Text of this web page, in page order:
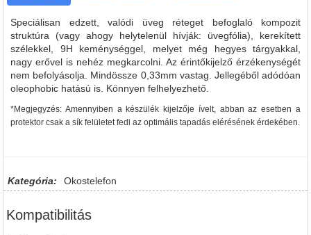
Speciálisan edzett, valódi üveg réteget befoglaló kompozit
struktúra (vagy ahogy helytelenül hívják: üvegfólia), kerekített
szélekkel, 9H keménységgel, melyet még hegyes tárgyakkal,
nagy erővel is nehéz megkarcolni. Az érintőkijelző érzékenységét
nem befolyásolja. Mindössze 0,33mm vastag. Jellegéből adódóan
oleophobic hatású is. Könnyen felhelyezhető.
*Megjegyzés: Amennyiben a készülék kijelzője ívelt, abban az esetben a
protektor csak a sík felületet fedi az optimális tapadás elérésének érdekében.
Kategória: Okostelefon
Kompatibilitás